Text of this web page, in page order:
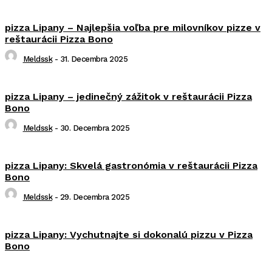
pizza Lipany – Najlepšia voľba pre milovníkov pizze v
reštaurácii Pizza Bono
Meldssk - 31. Decembra 2025
pizza Lipany – jedinečný zážitok v reštaurácii Pizza
Bono
Meldssk - 30. Decembra 2025
pizza Lipany: Skvelá gastronómia v reštaurácii Pizza
Bono
Meldssk - 29. Decembra 2025
pizza Lipany: Vychutnajte si dokonalú pizzu v Pizza
Bono